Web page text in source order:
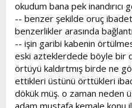
okudum bana pek inandırıcı
-- benzer şekilde oruç
benzerlikler arasında
-- işin garibi kabenin
eski azteklerdede böyle bir
örtüyü kaldırtmış birde ne
ettikleri üstünü örttükleri
dökük müş. o zaman neden
adam mustafa kemale konu